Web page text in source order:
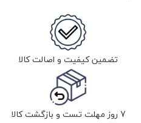
تضمین کیفیت و اصالت کالا
7 روز مهلت تست و بازگشت کالا